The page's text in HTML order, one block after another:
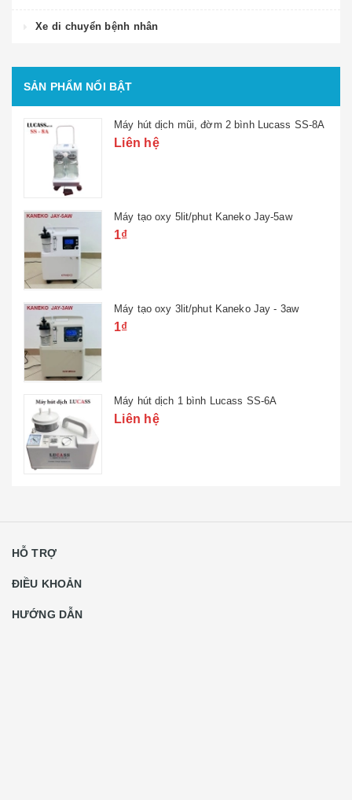
Xe di chuyển bệnh nhân
SẢN PHẨM NỔI BẬT
Máy hút dịch mũi, đờm 2 bình Lucass SS-8A
Liên hệ
Máy tạo oxy 5lit/phut Kaneko Jay-5aw
1₫
Máy tạo oxy 3lit/phut Kaneko Jay - 3aw
1₫
Máy hút dịch 1 bình Lucass SS-6A
Liên hệ
HỖ TRỢ
ĐIỀU KHOẢN
HƯỚNG DẪN